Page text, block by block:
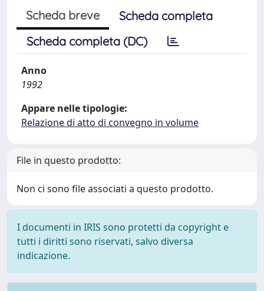
Scheda breve
Scheda completa
Scheda completa (DC)
Anno
1992
Appare nelle tipologie:
Relazione di atto di convegno in volume
File in questo prodotto:
Non ci sono file associati a questo prodotto.
I documenti in IRIS sono protetti da copyright e
tutti i diritti sono riservati, salvo diversa
indicazione.